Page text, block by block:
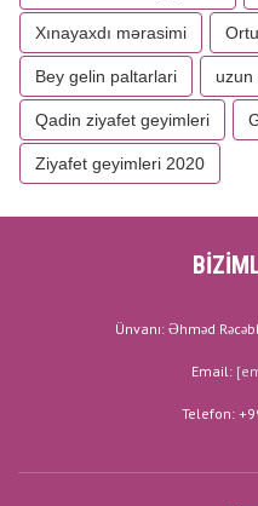
Xınayaxdı mərasimi
Bey gelin paltarlari uzun
Qadin ziyafet geyimleri
Ziyafet geyimleri 2020
Ünvanı: Əhməd
Email:
Telefon: